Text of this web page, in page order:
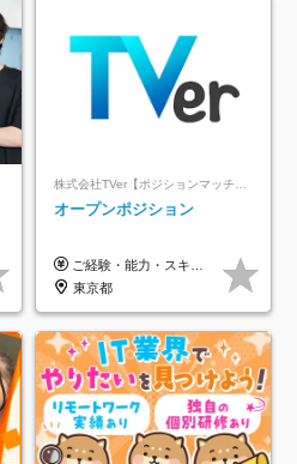
オープンポジション
ご経験・能力・スキル等により、当社基準にて優遇・相談のうえ決定いたします。
東京都